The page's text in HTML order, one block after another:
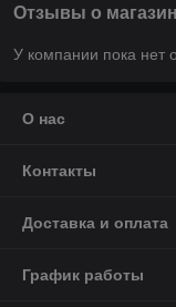
Отзывы о
У компании пока нет
О нас
Контакты
Доставка и оплата
График работы